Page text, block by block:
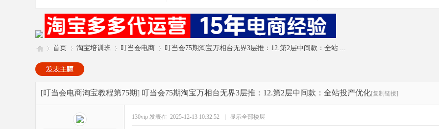
开 »
首页
›
淘宝培训班
›
叮当会电商
›
叮当会75期淘宝万相台无界3层推：12.第2层中间款：全站 ...
[叮当会电商淘宝教程第75期] 叮当会75期淘宝万相台无界3层推：12.第2层中间款：全站投产优化[复制链接]
130vip 发表在 2025-12-13 10:32:52 | 显示全部楼层